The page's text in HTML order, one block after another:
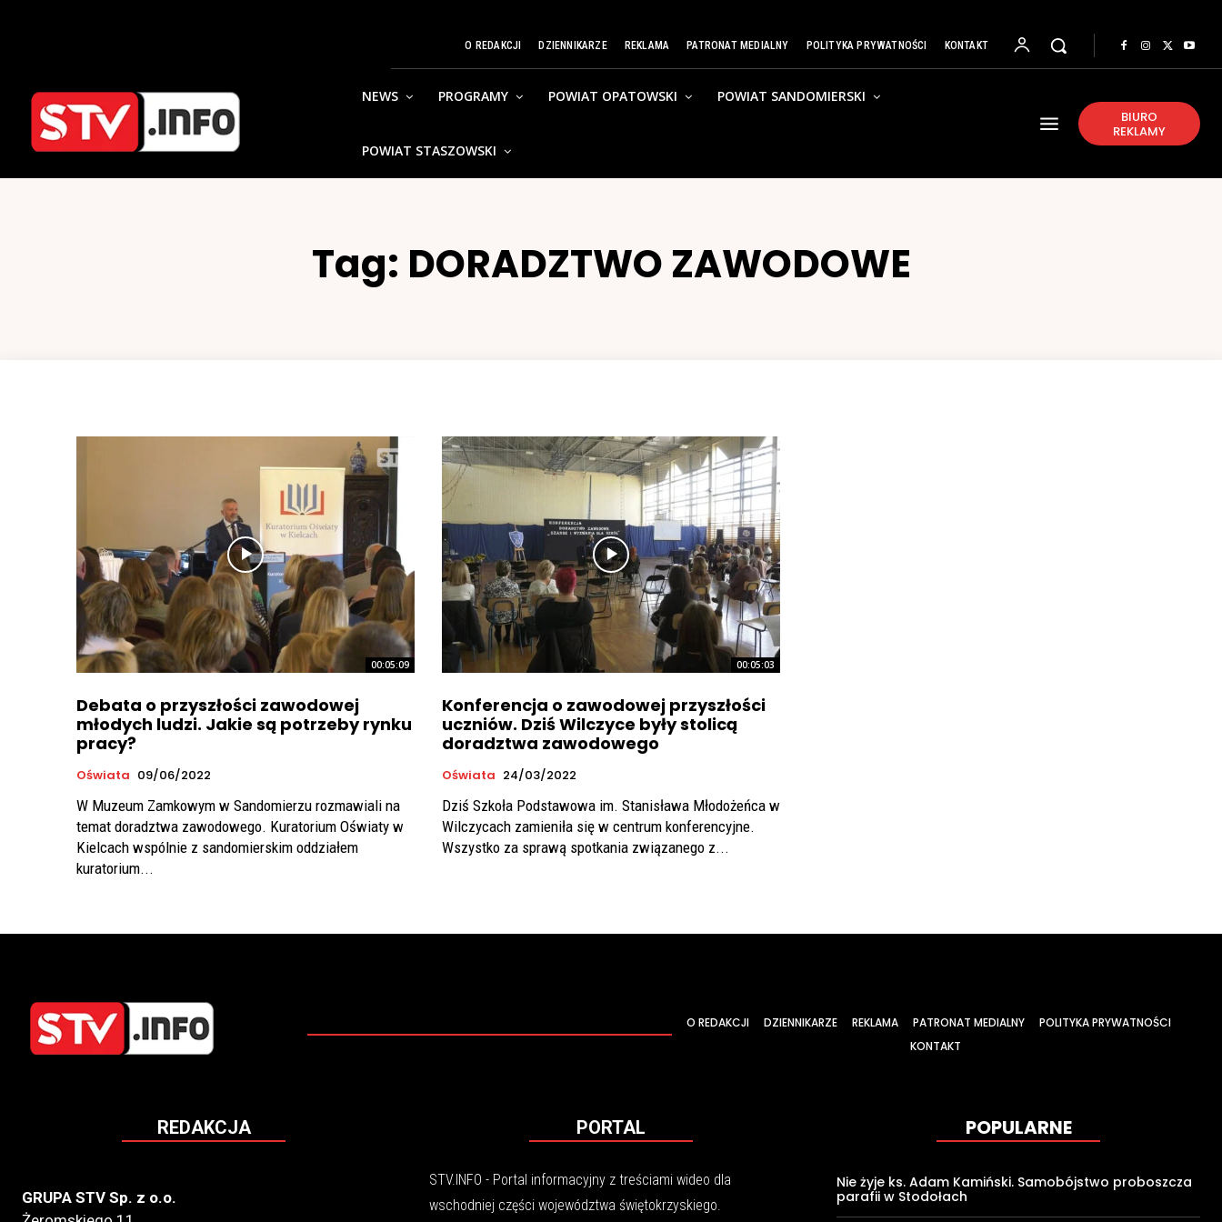
O REDAKCJI DZIENNIKARZE REKLAMA PATRONAT MEDIALNY POLITYKA PRYWATNOŚCI KONTAKT
NEWS PROGRAMY POWIAT OPATOWSKI POWIAT SANDOMIERSKI
POWIAT STASZOWSKI
BIURO
REKLAMY
Tag: DORADZTWO ZAWODOWE
00:05:09
Debata o przyszłości zawodowej
młodych ludzi. Jakie są potrzeby rynku
pracy?
Oświata 09/06/2022
W Muzeum Zamkowym w Sandomierzu rozmawiali na
temat doradztwa zawodowego. Kuratorium Oświaty w
Kielcach wspólnie z sandomierskim oddziałem
kuratorium...
00:05:03
Konferencja o zawodowej przyszłości
uczniów. Dziś Wilczyce były stolicą
doradztwa zawodowego
Oświata 24/03/2022
Dziś Szkoła Podstawowa im. Stanisława Młodożeńca w
Wilczycach zamieniła się w centrum konferencyjne.
Wszystko za sprawą spotkania związanego z...
O REDAKCJI DZIENNIKARZE REKLAMA PATRONAT MEDIALNY
POLITYKA PRYWATNOŚCI
KONTAKT
REDAKCJA
GRUPA STV Sp. z o.o.
PORTAL
STV.INFO - Portal informacyjny z treściami wideo dla
wschodniej części województwa świętokrzyskiego.
POPULARNE
Nie żyje ks. Adam Kamiński. Samobójstwo proboszcza
parafii w Stodołach